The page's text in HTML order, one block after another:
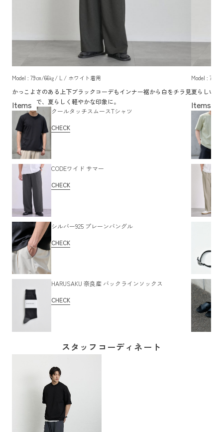
Model : 79㎝/66㎏/ L / ホワイト着用
かっこよさのある上下ブラックコーデもインナー裾から白をチラ見
せする事で、夏らしく軽やかな印象に。
クールタッチスムースTシャツ
CHECK
CODEワイド サマー
CHECK
シルバー925 プレーンバングル
CHECK
HARUSAKU 奈良産 バックラインソックス
CHECK
Model : 79
夏らしい淡
ドトップ
スタッフコーディネート